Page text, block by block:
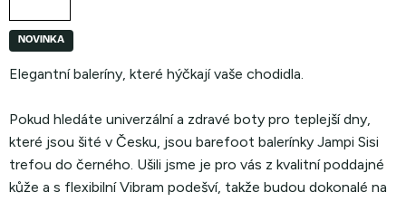
NOVINKA
Elegantní baleríny, které hýčkají vaše chodidla.
Pokud hledáte univerzální a zdravé boty pro teplejší dny,
které jsou šité v Česku, jsou barefoot balerínky Jampi Sisi
trefou do černého. Ušili jsme je pro vás z kvalitní poddajné
kůže a s flexibilní Vibram podešví, takže budou dokonalé na